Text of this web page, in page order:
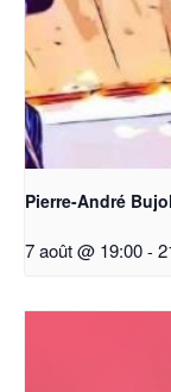
Pierre-André
7 août @ 19:00-